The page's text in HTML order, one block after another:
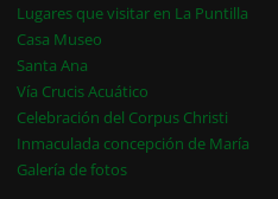
Lugares que visitar en La Puntilla
Casa Museo
Santa Ana
Vía Crucis Acuático
Celebración del Corpus Christi
Inmaculada concepción de María
Galería de fotos